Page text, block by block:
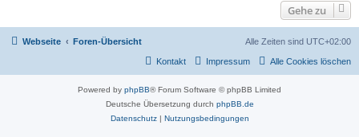
Gehe zu
Webseite Foren-Übersicht Alle Zeiten sind UTC+02:00
Alle Cookies löschen
Impressum
Kontakt
Powered by phpBB® Forum Software © phpBB Limited
Deutsche Übersetzung durch phpBB.de
Datenschutz| Nutzungsbedingungen